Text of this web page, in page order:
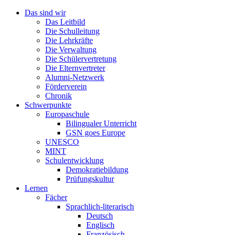
Das sind wir
Das Leitbild
Die Schulleitung
Die Lehrkräfte
Die Verwaltung
Die Schülervertretung
Die Elternvertreter
Alumni-Netzwerk
Förderverein
Chronik
Schwerpunkte
Europaschule
Bilingualer Unterricht
GSN goes Europe
UNESCO
MINT
Schulentwicklung
Demokratiebildung
Prüfungskultur
Lernen
Fächer
Sprachlich-literarisch
Deutsch
Englisch